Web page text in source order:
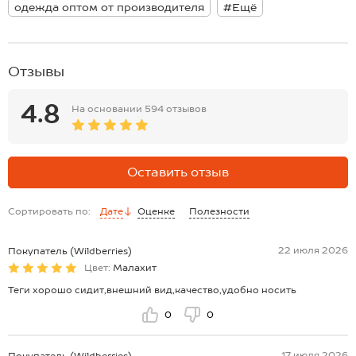
одежда оптом от производителя
#Ещё
Отзывы
4.8 На основании 594 отзывов
Оставить отзыв
Сортировать по: Дате Оценке Полезности
Покупатель (Wildberries)
22 июля 2026
Цвет: Малахит
Теги хорошо сидит,внешний вид,качество,удобно носить
0 0